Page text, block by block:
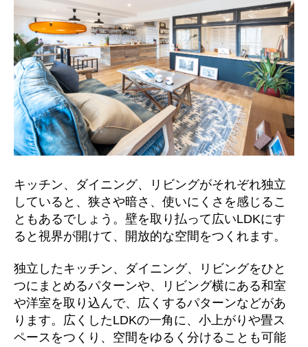
キッチン、ダイニング、リビングがそれぞれ独立
していると、狭さや暗さ、使いにくさを感じるこ
ともあるでしょう。壁を取り払って広いLDKにす
ると視界が開けて、開放的な空間をつくれます。
独立したキッチン、ダイニング、リビングをひと
つにまとめるパターンや、リビング横にある和室
や洋室を取り込んで、広くするパターンなどがあ
ります。広くしたLDKの一角に、小上がりや畳ス
ペースをつくり、空間をゆるく分けることも可能